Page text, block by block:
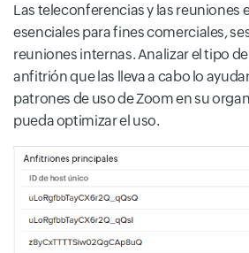
Las teleconferencias y las reuniones
esenciales para fines comerciales,
reuniones internas. Analizar el tipo
anfitrión que las lleva a cabo lo
patrones de uso de Zoom en su
pueda optimizar el uso.